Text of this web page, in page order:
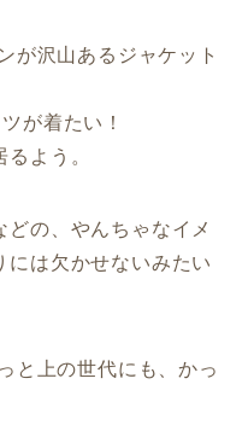
が沢山あるジャケット
が着たい！
よう。
どの、やんちゃなイメ
には欠かせないみたい
と上の世代にも、かっ